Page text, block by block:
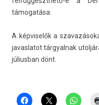
támogatása.
A kép­viselők a
javas­latot tár­gyal­nak
július­ban dönt.